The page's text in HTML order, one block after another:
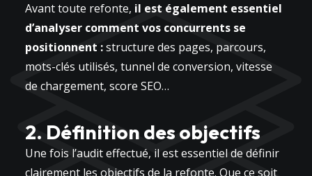
Avant toute refonte, il est également essentiel
d’analyser comment vos concurrents se
positionnent :structure des pages, parcours,
mots-clés utilisés, tunnel de conversion, vitesse
de chargement, score SEO…
2. Définition des objectifs
Une fois l’audit effectué, il est essentiel de définir
clairement les objectifs de la refonte. Que ce soit